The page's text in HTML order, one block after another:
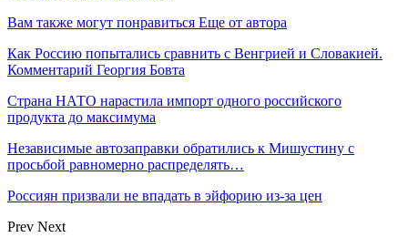
Вам также могут понравиться Еще от автора
Как Россию попытались сравнить с Венгрией и Словакией.
Комментарий Георгия Бовта
Страна НАТО нарастила импорт одного российского
продукта до максимума
Независимые автозаправки обратились к Мишустину с
просьбой равномерно распределять…
Россиян призвали не впадать в эйфорию из-за цен
Prev Next